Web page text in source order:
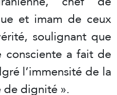
et imam de ceux
soulignant que
consciente a fait de
l’immensité de la
dignité ».